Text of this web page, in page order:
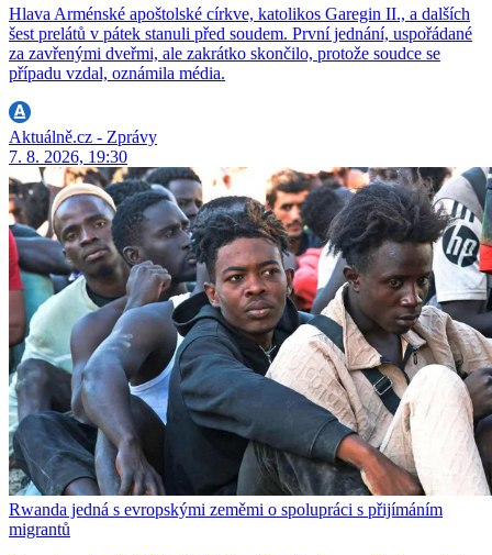
Hlava Arménské apoštolské církve, katolikos Garegin II., a dalších
šest prelátů v pátek stanuli před soudem. První jednání, uspořádané
za zavřenými dveřmi, ale zakrátko skončilo, protože soudce se
případu vzdal, oznámila média.
Aktuálně.cz - Zprávy
7. 8. 2026, 19:30
Rwanda jedná s evropskými zeměmi o spolupráci s přijímáním
migrantů